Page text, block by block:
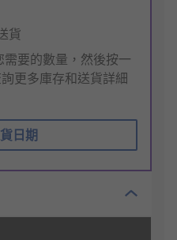
貨
要的數量，然後按一
更多庫存和送貨詳細
日期